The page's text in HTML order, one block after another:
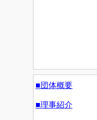
■団体概要
■理事紹介